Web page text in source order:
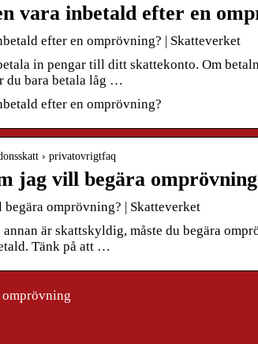
vara inbetald efter en
efter en omprövning? | Skatteverket
in pengar till ditt skattekonto. Om
du bara betala låg …
efter en omprövning?
› privatovrigtfaq
jag vill begära
omprövning? | Skatteverket
är skattskyldig, måste du begära
Tänk på att …